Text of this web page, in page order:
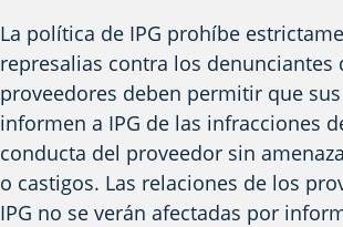
La política de IPG prohíbe
represalias contra los denunciantes
proveedores deben permitir que
informen a IPG de las infracciones
conducta del proveedor sin
o castigos. Las relaciones de los
IPG no se verán afectadas por